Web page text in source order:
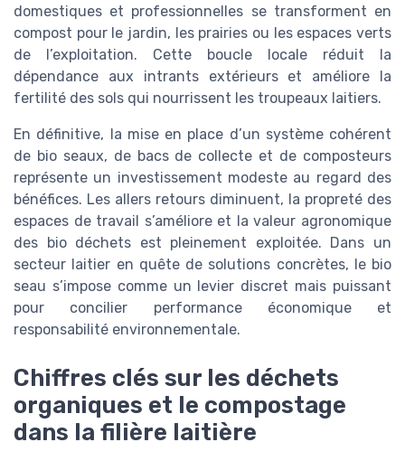
domestiques et professionnelles se transforment en
compost pour le jardin, les prairies ou les espaces verts
de l’exploitation. Cette boucle locale réduit la
dépendance aux intrants extérieurs et améliore la
fertilité des sols qui nourrissent les troupeaux laitiers.
En définitive, la mise en place d’un système cohérent
de bio seaux, de bacs de collecte et de composteurs
représente un investissement modeste au regard des
bénéfices. Les allers retours diminuent, la propreté des
espaces de travail s’améliore et la valeur agronomique
des bio déchets est pleinement exploitée. Dans un
secteur laitier en quête de solutions concrètes, le bio
seau s’impose comme un levier discret mais puissant
pour concilier performance économique et
responsabilité environnementale.
Chiffres clés sur les déchets
organiques et le compostage
dans la filière laitière